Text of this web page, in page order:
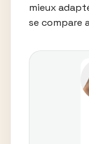
mieux
se compare